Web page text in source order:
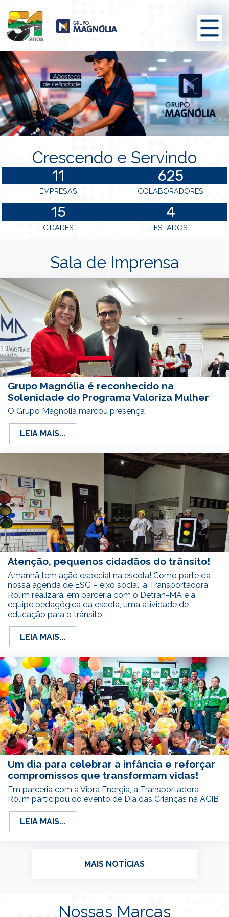
Crescendo e Servindo
11
EMPRESAS
625
COLABORADORES
15
CIDADES
4
ESTADOS
Sala de Imprensa
Grupo Magnólia é reconhecido na
Solenidade do Programa Valoriza Mulher
O Grupo Magnólia marcou presença
LEIA MAIS...
Atenção, pequenos cidadãos do trânsito!
Amanhã tem ação especial na escola! Como parte da
nossa agenda de ESG – eixo social, a Transportadora
Rolim realizará, em parceria com o Detran-MA e a
equipe pedagógica da escola, uma atividade de
educação para o trânsito
LEIA MAIS...
Um dia para celebrar a infância e reforçar
compromissos que transformam vidas!
Em parceria com a Vibra Energia, a Transportadora
Rolim participou do evento de Dia das Crianças na ACIB
LEIA MAIS...
MAIS NOTÍCIAS
Nossas Marcas